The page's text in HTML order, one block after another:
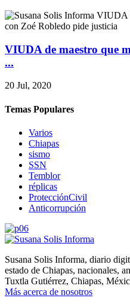
VIUDA de maestro que
...
20 Jul, 2020
Temas Populares
Varios
Chiapas
sismo
SSN
Temblor
réplicas
ProtecciónCivil
Anticorrupción
Susana Solis Informa, diario
estado de Chiapas, nacionales,
Tuxtla Gutiérrez, Chiapas,
Más acerca de nosotros